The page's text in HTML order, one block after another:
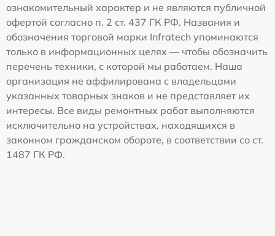
ознакомительный характер и не являются публичной
офертой согласно п. 2 ст. 437 ГК РФ. Названия и
обозначения торговой марки Infratech упоминаются
только в информационных целях — чтобы обозначить
перечень техники, с которой мы работаем. Наша
организация не аффилирована с владельцами
указанных товарных знаков и не представляет их
интересы. Все виды ремонтных работ выполняются
исключительно на устройствах, находящихся в
законном гражданском обороте, в соответствии со ст.
1487 ГК РФ.